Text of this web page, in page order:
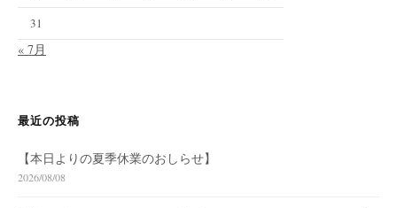
31
« 7月
最近の投稿
【本日よりの夏季休業のおしらせ】
2026/08/08